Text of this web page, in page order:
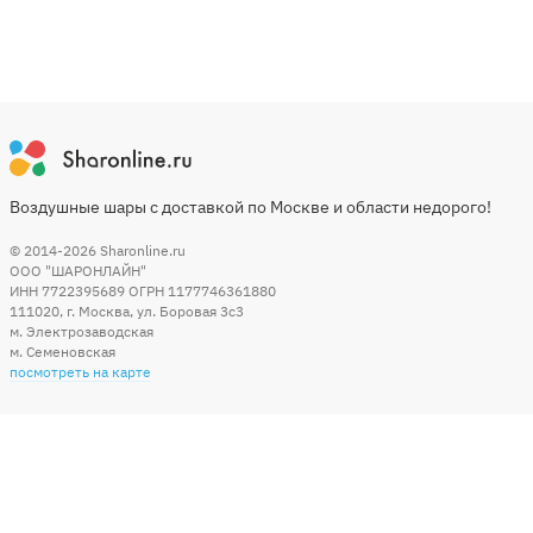
Воздушные шары с доставкой по Москве и области недорого!
© 2014-2026 Sharonline.ru
ООО "ШАРОНЛАЙН"
ИНН 7722395689 ОГРН 1177746361880
111020, г. Москва, ул. Боровая 3c3
м. Электрозаводская
м. Семеновская
посмотреть на карте